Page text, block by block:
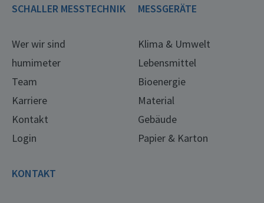
SCHALLER MESSTECHNIK
Wer wir sind
humimeter
Team
Karriere
Kontakt
Login
MESSGERÄTE
Klima & Umwelt
Lebensmittel
Bioenergie
Material
Gebäude
Papier & Karton
KONTAKT